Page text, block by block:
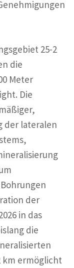
25-2
die
Meter
Die
der lateralen
der
in das
die
km ermöglicht